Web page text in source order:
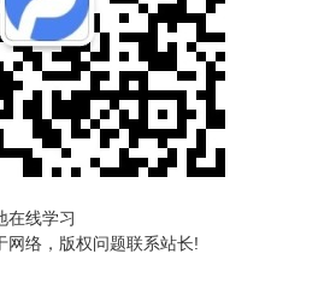
在线学习
网络，版权问题联系站长!